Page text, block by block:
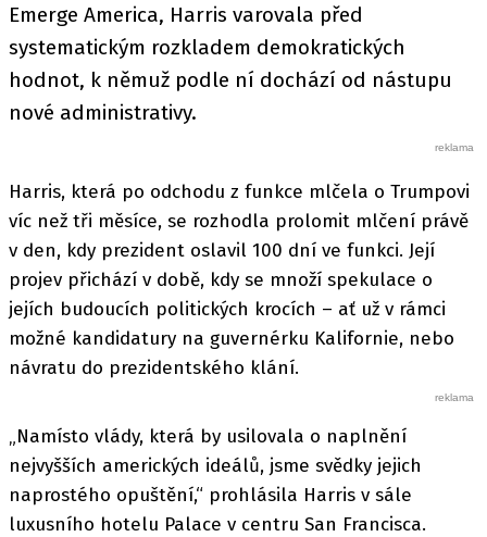
Emerge America, Harris varovala před
systematickým rozkladem demokratických
hodnot, k němuž podle ní dochází od nástupu
nové administrativy.
Harris, která po odchodu z funkce mlčela o Trumpovi
víc než tři měsíce, se rozhodla prolomit mlčení právě
v den, kdy prezident oslavil 100 dní ve funkci. Její
projev přichází v době, kdy se množí spekulace o
jejích budoucích politických krocích – ať už v rámci
možné kandidatury na guvernérku Kalifornie, nebo
návratu do prezidentského klání.
„Namísto vlády, která by usilovala o naplnění
nejvyšších amerických ideálů, jsme svědky jejich
naprostého opuštění,“ prohlásila Harris v sále
luxusního hotelu Palace v centru San Francisca.